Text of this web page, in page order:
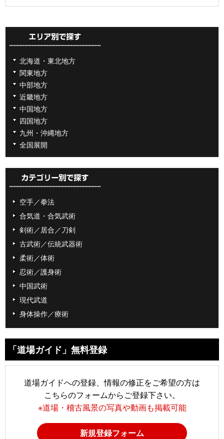
北海道・東北地方
関東地方
中部地方
近畿地方
中国地方
四国地方
九州・沖縄地方
全国展開
空手／拳法
合気道・合気武術
剣術／居合／刀剣
古武術／伝統武器術
柔術／体術
忍術／護身術
中国武術
現代武道
身体操作／療術
「道場ガイド」無料登録
道場ガイドへの登録、情報の修正をご希望の方は
こちらのフォームからご登録下さい。
※道場・稽古風景の写真や動画も掲載可能
新規登録フォーム